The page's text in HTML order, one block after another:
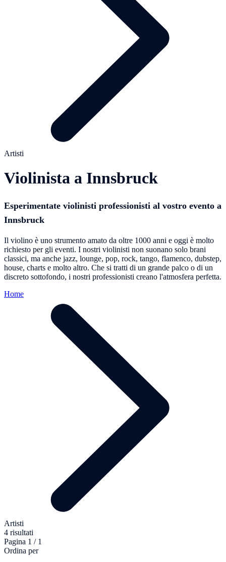
Artisti
Violinista a Innsbruck
Esperimentate violinisti professionisti al vostro evento a
Innsbruck
Il violino è uno strumento amato da oltre 1000 anni e oggi è molto
richiesto per gli eventi. I nostri violinisti non suonano solo brani
classici, ma anche jazz, lounge, pop, rock, tango, flamenco, dubstep,
house, charts e molto altro. Che si tratti di un grande palco o di un
discreto sottofondo, i nostri professionisti creano l'atmosfera perfetta.
Home
Artisti
4 risultati
Pagina 1 / 1
Ordina per